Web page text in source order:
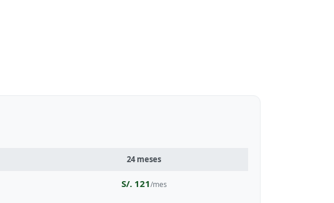
24 meses
S/. 121/mes